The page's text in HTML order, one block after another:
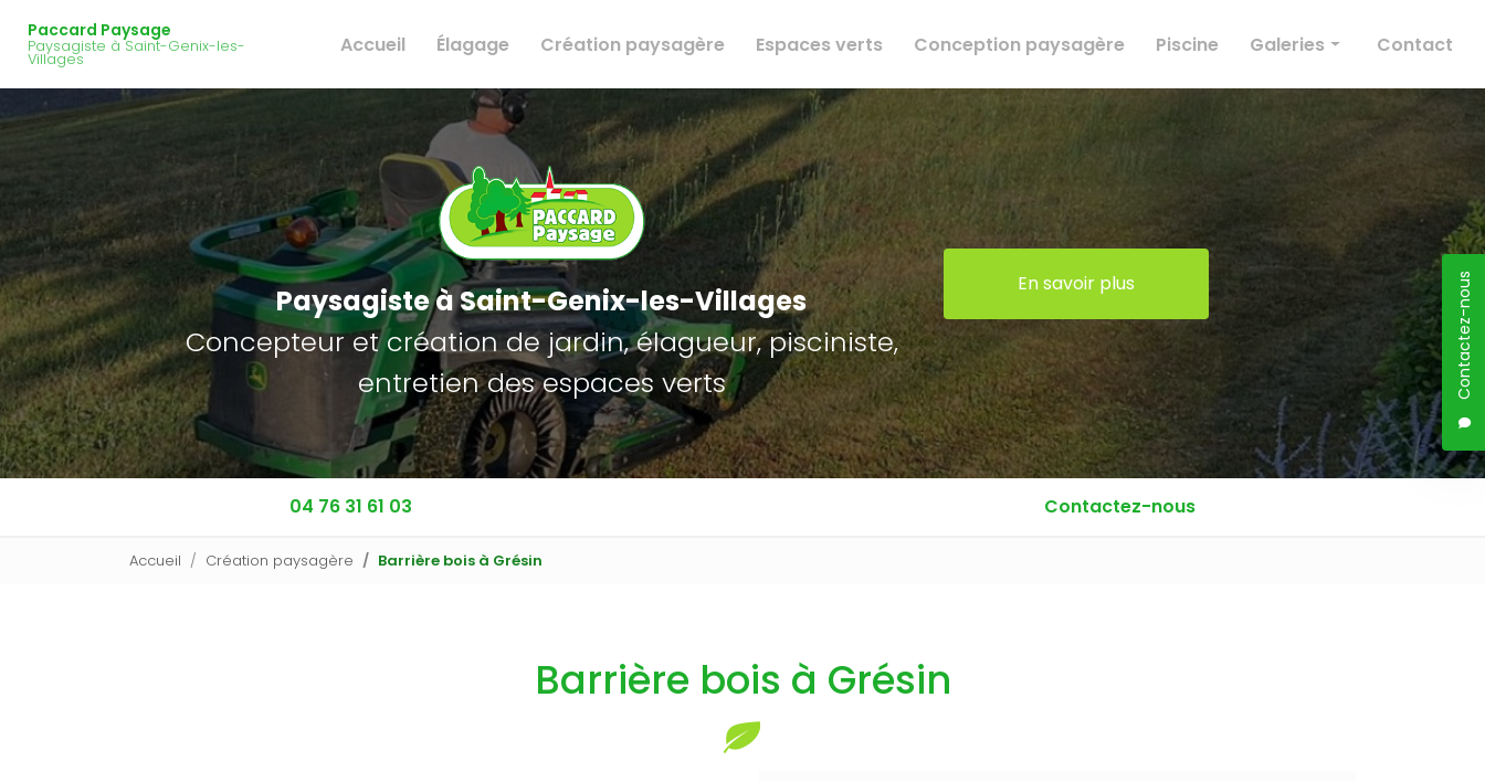
contenu
principal
Paccard Paysage
Paysagiste à Saint-Genix-les-
Villages
Contactez-nous
Accueil
Élagage Création paysagère Espaces verts Conception paysagère Piscine Galeries
Élagage
Entretien des espaces verts
Conception paysagère
Piscine
Contact
Paysagisteà Saint-Genix-les-Villages
Concepteur et création de jardin, élagueur, pisciniste,
entretien des espaces verts
En savoir plus
04 76 31 61 03 Contactez-nous
Accueil Création paysagère Barrière bois à Grésin
Barrière bois à Grésin